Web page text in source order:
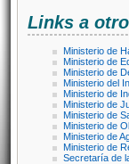
Links a
Ministerio de
Ministerio de
Ministerio de
Ministerio del
Ministerio de
Ministerio de
Ministerio de
Ministerio de
Ministerio de
Ministerio de
Secretaría de